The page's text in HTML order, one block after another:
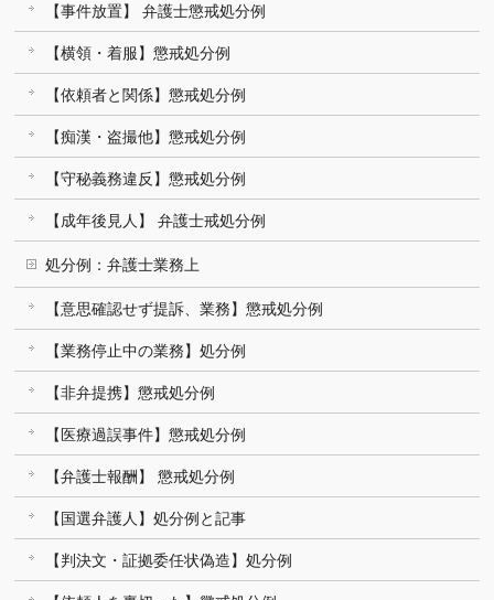
【事件放置】 弁護士懲戒処分例
【横領・着服】懲戒処分例
【依頼者と関係】懲戒処分例
【痴漢・盗撮他】懲戒処分例
【守秘義務違反】懲戒処分例
【成年後見人】 弁護士戒処分例
処分例：弁護士業務上
【意思確認せず提訴、業務】懲戒処分例
【業務停止中の業務】処分例
【非弁提携】懲戒処分例
【医療過誤事件】懲戒処分例
【弁護士報酬】 懲戒処分例
【国選弁護人】処分例と記事
【判決文・証拠委任状偽造】処分例